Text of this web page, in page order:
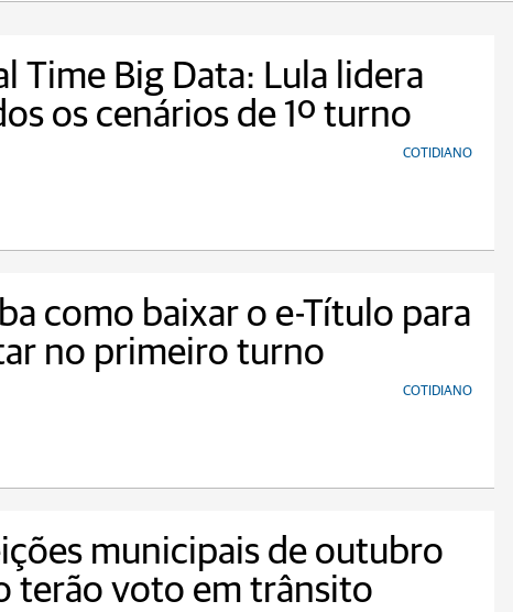
Time Big Data: Lula lidera
os cenários de 1º turno
COTIDIANO
como baixar o e-Título para
no primeiro turno
COTIDIANO
municipais de outubro
terão voto em trânsito